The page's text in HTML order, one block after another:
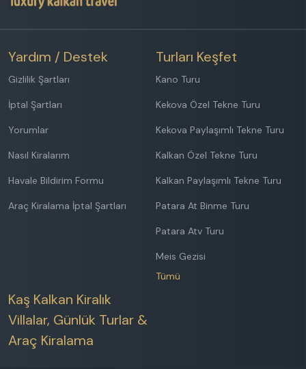
Yardım / Destek
Gizlilik Şartları
İptal Şartları
Yorumlar
Nasıl Kiralarım
Havale Bildirim Formu
Araç Kiralama İptal Şartları
Turları Keşfet
Kano Turu
Kekova Özel Tekne Turu
Kekova Paylaşımlı Tekne Turu
Kalkan Özel Tekne Turu
Kalkan Paylaşımlı Tekne Turu
Patara At Binme Turu
Patara Atv Turu
Meis Gezisi
Tümü
Kaş Kalkan Kiralık
Villalar, Günlük Turlar &
Araç Kiralama